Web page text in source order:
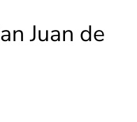
Juan de